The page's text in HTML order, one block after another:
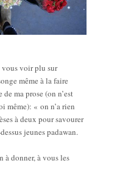
vous voir plu sur
même à la faire
ma prose (on n’est
même): « on n’a rien
à deux pour savourer
jeunes padawan.
à donner, à vous les